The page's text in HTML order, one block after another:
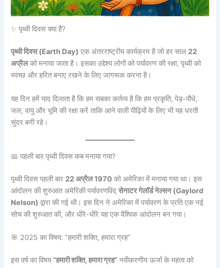
✨ पृथ्वी दिवस क्या है?
पृथ्वी दिवस (Earth Day) एक अंतरराष्ट्रीय कार्यक्रम है जो हर साल 22
अप्रैलको मनाया जाता है। इसका उद्देश्य लोगों को पर्यावरण की रक्षा, पृथ्वी को
स्वच्छ और हरित बनाए रखने के लिए जागरूक करना है।
यह दिन हमें याद दिलाता है कि हम सबका कर्तव्य है कि हम प्रकृति, पेड़-पौधे,
जल, वायु और भूमि की रक्षा करें ताकि आने वाली पीढ़ियों के लिए भी यह धरती
सुंदर बनी रहे।
📅 पहली बार पृथ्वी दिवस कब मनाया गया?
पृथ्वी दिवस पहली बार 22 अप्रैल 1970 को अमेरिका में मनाया गया था। इस
आंदोलन की शुरुआत अमेरिकी पर्यावरणविद्सेनाटर गेलॉर्ड नेल्सन (Gaylord
Nelson) द्वारा की गई थी। इस दिन ने अमेरिका में पर्यावरण के प्रति एक नई
सोच की शुरुआत की, और धीरे-धीरे यह एक वैश्विक आंदोलन बन गया।
🎯 2025 का विषय: “हमारी शक्ति, हमारा ग्रह”
इस वर्ष का विषय “हमारी शक्ति, हमारा ग्रह” नवीकरणीय ऊर्जा के महत्व को